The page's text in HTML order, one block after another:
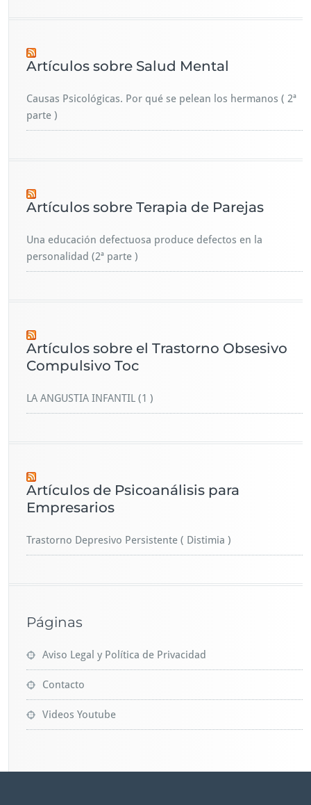
Artículos sobre Salud Mental
Causas Psicológicas. Por qué se pelean los hermanos ( 2ª
parte )
Artículos sobre Terapia de Parejas
Una educación defectuosa produce defectos en la
personalidad (2ª parte )
Artículos sobre el Trastorno Obsesivo
Compulsivo Toc
LA ANGUSTIA INFANTIL (1 )
Artículos de Psicoanálisis para
Empresarios
Trastorno Depresivo Persistente ( Distimia )
Páginas
Aviso Legal y Política de Privacidad
Contacto
Videos Youtube